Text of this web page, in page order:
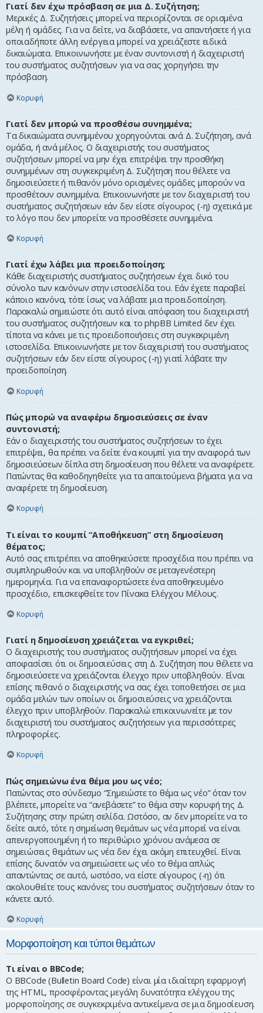
Γιατί δεν έχω πρόσβαση σε μια Δ. Συζήτηση;
Μερικές Δ. Συζητήσεις μπορεί να περιορίζονται σε ορισμένα
μέλη ή ομάδες. Για να δείτε, να διαβάσετε, να απαντήσετε ή για
οποιαδήποτε άλλη ενέργεια μπορεί να χρειάζεστε ειδικά
δικαιώματα. Επικοινωνήστε με έναν συντονιστή ή διαχειριστή
του συστήματος συζητήσεων για να σας χορηγήσει την
πρόσβαση.
Κορυφή
Γιατί δεν μπορώ να προσθέσω συνημμένα;
Τα δικαιώματα συνημμένου χορηγούνται ανά Δ. Συζήτηση, ανά
ομάδα, ή ανά μέλος. Ο διαχειριστής του συστήματος
συζητήσεων μπορεί να μην έχει επιτρέψει την προσθήκη
συνημμένων στη συγκεκριμένη Δ. Συζήτηση που θέλετε να
δημοσιεύσετε ή πιθανόν μόνο ορισμένες ομάδες μπορούν να
προσθέτουν συνημμένα. Επικοινωνήστε με τον διαχειριστή του
συστήματος συζητήσεων εάν δεν είστε σίγουρος (-η) σχετικά με
το λόγο που δεν μπορείτε να προσθέσετε συνημμένα.
Κορυφή
Γιατί έχω λάβει μια προειδοποίηση;
Κάθε διαχειριστής συστήματος συζητήσεων έχει δικό του
σύνολο των κανόνων στην ιστοσελίδα του. Εάν έχετε παραβεί
κάποιο κανόνα, τότε ίσως να λάβατε μια προειδοποίηση.
Παρακαλώ σημειώστε ότι αυτό είναι απόφαση του διαχειριστή
του συστήματος συζητήσεων και το phpBB Limited δεν έχει
τίποτα να κάνει με τις προειδοποιήσεις στη συγκεκριμένη
ιστοσελίδα. Επικοινωνήστε με τον διαχειριστή του συστήματος
συζητήσεων εάν δεν είστε σίγουρος (-η) γιατί λάβατε την
προειδοποίηση.
Κορυφή
Πώς μπορώ να αναφέρω δημοσιεύσεις σε έναν
συντονιστή;
Εάν ο διαχειριστής του συστήματος συζητήσεων το έχει
επιτρέψει, θα πρέπει να δείτε ένα κουμπί για την αναφορά των
δημοσιεύσεων δίπλα στη δημοσίευση που θέλετε να αναφέρετε.
Πατώντας θα καθοδηγηθείτε για τα απαιτούμενα βήματα για να
αναφέρετε τη δημοσίευση.
Κορυφή
Τι είναι το κουμπί “Αποθήκευση” στη δημοσίευση
θέματος;
Αυτό σας επιτρέπει να αποθηκεύσετε προσχέδια που πρέπει να
συμπληρωθούν και να υποβληθούν σε μεταγενέστερη
ημερομηνία. Για να επαναφορτώσετε ένα αποθηκευμένο
προσχέδιο, επισκεφθείτε τον Πίνακα Ελέγχου Μέλους.
Κορυφή
Γιατί η δημοσίευση χρειάζεται να εγκριθεί;
Ο διαχειριστής του συστήματος συζητήσεων μπορεί να έχει
αποφασίσει ότι οι δημοσιεύσεις στη Δ. Συζήτηση που θέλετε να
δημοσιεύσετε να χρειάζονται έλεγχο πριν υποβληθούν. Είναι
επίσης πιθανό ο διαχειριστής να σας έχει τοποθετήσει σε μια
ομάδα μελών των οποίων οι δημοσιεύσεις να χρειάζονται
έλεγχο πριν υποβληθούν. Παρακαλώ επικοινωνείτε με τον
διαχειριστή του συστήματος συζητήσεων για περισσότερες
πληροφορίες.
Κορυφή
Πώς σημειώνω ένα θέμα μου ως νέο;
Πατώντας στο σύνδεσμο “Σημειώστε το θέμα ως νέο” όταν τον
βλέπετε, μπορείτε να “ανεβάσετε” το θέμα στην κορυφή της Δ.
Συζήτησης στην πρώτη σελίδα. Ωστόσο, αν δεν μπορείτε να το
δείτε αυτό, τότε η σημείωση θεμάτων ως νέα μπορεί να είναι
απενεργοποιημένη ή το περιθώριο χρόνου ανάμεσα σε
σημειώσεις θεμάτων ως νέα δεν έχει ακόμη επιτευχθεί. Είναι
επίσης δυνατόν να σημειώσετε ως νέο το θέμα απλώς
απαντώντας σε αυτό, ωστόσο, να είστε σίγουρος (-η) ότι
ακολουθείτε τους κανόνες του συστήματος συζητήσεων όταν το
κάνετε αυτό.
Κορυφή
Μορφοποίηση και τύποι θεμάτων
Τι είναι ο BBCode;
Ο BBCode (Bulletin Board Code) είναι μία ιδιαίτερη εφαρμογή
της HTML, προσφέροντας μεγάλη δυνατότητα ελέγχου της
μορφοποίησης σε συγκεκριμένα αντικείμενα σε μια δημοσίευση.